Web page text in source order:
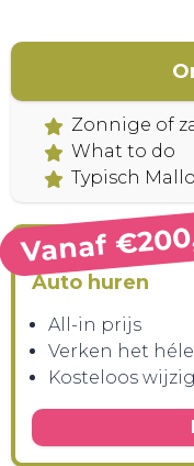
Zonnige of
What to do
Typisch
Vanaf
Auto huren
All-in prijs
Verken het
Kosteloos